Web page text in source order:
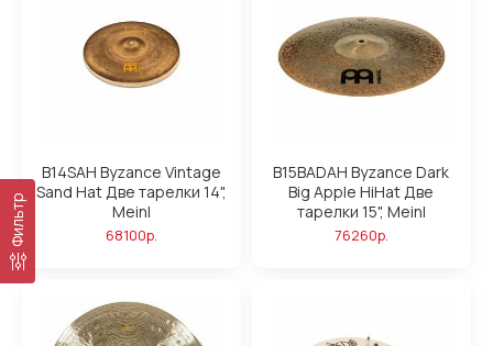
Фильтр
B14SAH Byzance Vintage
Sand Hat Две тарелки 14",
Meinl
68100р.
B15BADAH Byzance Dark
Big Apple HiHat Две
тарелки 15", Meinl
76260р.